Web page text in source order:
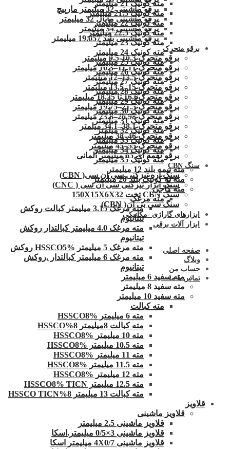
برقو ماشینی 32 میلیمتر مارپیچ
برقو ماشینی ماپال 32 میلیمتر
برقو ماشینی 34 میلیمتر
برقو ماشینی بلند 19.057 میلیمتر
برقو متحرک
برقو متحرک 10.3-9.5 میلیمتر
برقو متحرک 11.11–10.3 میلیمتر
برقو متحرک 13.5–12 میلیمتر
برقو متحرک 15–13.5 میلیمتر
برقو متحرک16.6 تا 18.25 میلیمتر
برقو متحرک 21.5–19.75 میلیمتر
برقو متحرک 26.98–23.8 میلیمتر
برقو متحرک 38.1–34.1 میلمتر
برقو متحرک 46–38 میلیمتر
برقو متحرک 55–45 میلیمتر
برقو لقمه ای 65 میلیمتر آلمانی
سنگ CBN
سنگ اره تیزکنی سی ان سی( CBN)
سنگ ابزار تیزکنی سی ان سی ( CNC)
سنگ CBN تخت 150X15X6X32
سنگ سی بی ان( CBN)
ابزارهای گاراژی -مکانیکی
ابزار آلات برقی
صفحه اصلی
وبلاگ
حساب من
تماس با ما
مته کونیک 21 میلیمتر
مته کونیک 21.5 میلیمتر
مته کونیک 22 میلیمتر
مته کونیک 22.5 میلیمتر
مته کونیک 23 میلیمتر
مته کونیک 24 میلیمتر
مته کونیک 25 میلیمتر
مته کونیک 26 میلیمتر
مته کونیک 27 میلیمتر
مته کونیک 28 میلیمتر
مته کونیک 29 میلیمتر
مته کونیک 30 میلیمتر
مته کونیک 31 میلیمتر
مته کونیک 32 میلمتر
مته کونیک 33 میلیمتر
مته کونیک 34 میلیمتر
مته کونیک 35 میلیمتر
مته نیمه بلند 12 میلیمتر
مته ته کونیک بلند 20 میلیمتر
مته کاجی
مته مرغک
مته مرغک 3.15 میلیمتر کبالت روکش
تیتانیوم
مته مرغک 4.0 میلیمتر کبالتدار روکش
تیتانیوم
مته مرغک 5 میلیمتر HSSCO5% روکش
مته مرغک 6 میلیمتر کبالتدار .روکش
تیتانیوم
مته سفید 6 میلیمتر
مته سفید 8 میلیمتر
مته سفید 10 میلیمتر
مته کبالت
مته 6 میلیمتر HSSCO8%
مته کبالت 8میلیمتر 8%HSSCO
مته 10 میلیمتر HSSCO8%
مته 10.5 میلیمتر HSSCO8%
مته 11 میلیمتر HSSCO8%
مته 11.5 میلیمتر HSSCO8%
مته 12 میلیمتر HSSCO8%
مته 12.5 میلیمتر HSSCO8% TICN
مته کبالت 13 میلیمتر 8%HSSCO TICN
قلاویز
قلاویز ماشینی
قلاویز ماشینی 2.5 میلیمتر
قلاویز ماشینی 3×0/5 میلیمتر.اسکا
قلاویز ماشینی 4X0/7 میلیمتر اسکا